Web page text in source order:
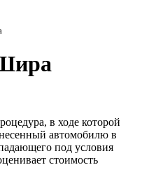
в ходе которой
автомобилю в
под условия
стоимость